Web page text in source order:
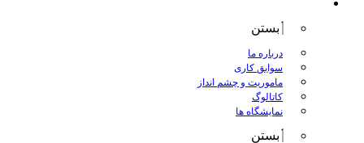
بستن
درباره ما
سوابق کاری
ماموریت و چشم انداز
کاتالوگ
نمایشگاه ها
بستن